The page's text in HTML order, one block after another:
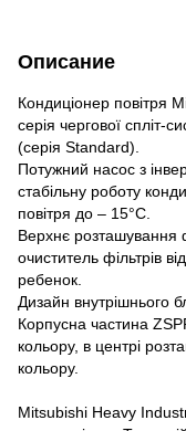
Описание
Кондиціонер повітря
серія чергової спліт-
(серія Standard).
Потужний насос з
стабільну роботу
повітря до – 15°С.
Верхнє розташування
очиститель фільтрів
ребенок.
Дизайн внутрішнього
Корпусна частина
кольору, в центрі
кольору.
Mitsubishi Heavy